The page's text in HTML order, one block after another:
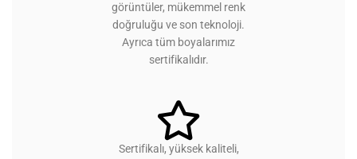
görüntüler, mükemmel renk
doğruluğu ve son teknoloji.
Ayrıca tüm boyalarımız
sertifikalıdır.
Sertifikalı, yüksek kaliteli,